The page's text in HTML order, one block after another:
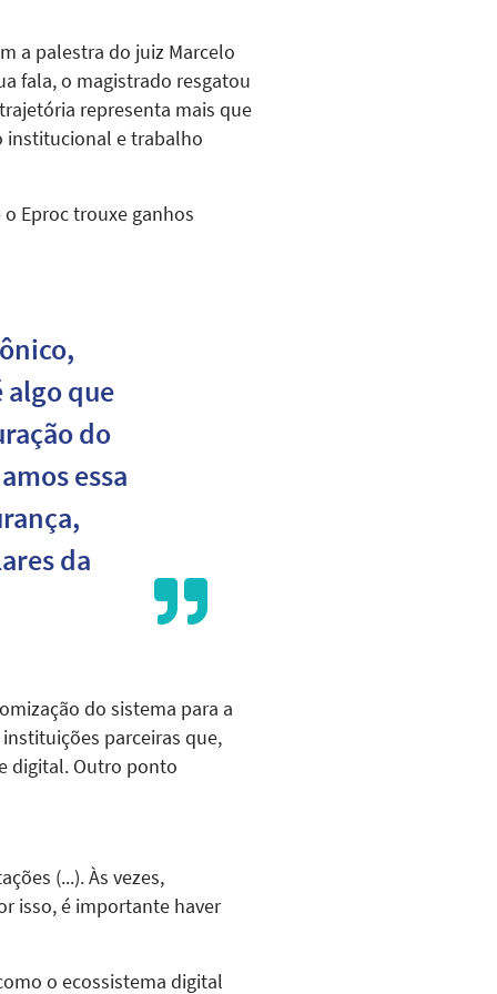
a palestra do juiz Marcelo
fala, o magistrado resgatou
representa mais que
institucional e trabalho
Eproc trouxe ganhos
que
do
essa
da
do sistema para a
parceiras que,
digital. Outro ponto
(...). Às vezes,
isso, é importante haver
o ecossistema digital